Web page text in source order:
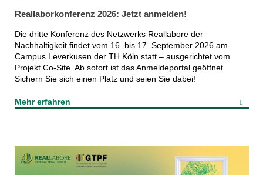
Reallaborkonferenz 2026: Jetzt anmelden!
Die dritte Konferenz des Netzwerks Reallabore der
Nachhaltigkeit findet vom 16. bis 17. September 2026 am
Campus Leverkusen der TH Köln statt – ausgerichtet vom
Projekt Co-Site. Ab sofort ist das Anmeldeportal geöffnet.
Sichern Sie sich einen Platz und seien Sie dabei!
Mehr erfahren